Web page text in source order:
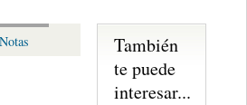
Notas
También
te puede
interesar...